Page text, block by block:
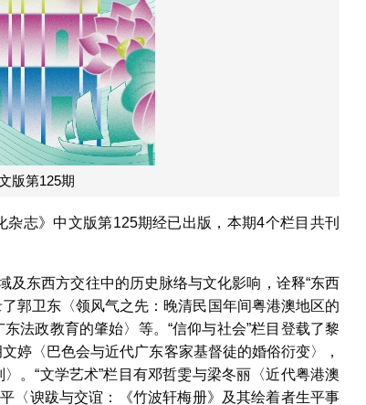
版第125期
志》中文版第125期经已出版，本期4个栏目共刊
东西方交往中的历史脉络与文化影响，诠释“东西
郭卫东〈领风气之先：晚清民国年间粤港澳地区的
法政教育的肇始〉等。“信仰与社会”栏目登载了黎
婷〈巴色会与近代广东客家基督徒的婚俗衍变〉，
。“文学艺术”栏目有邓哲雯与梁冬丽〈近代粤港澳
〈谀跋与交谊：《竹波轩梅册》及其绘着者生平事